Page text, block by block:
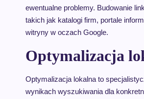
ewentualne problemy. Budowanie
takich jak katalogi firm, portale
witryny w oczach Google.
Optymalizacja
Optymalizacja lokalna to
wynikach wyszukiwania dla